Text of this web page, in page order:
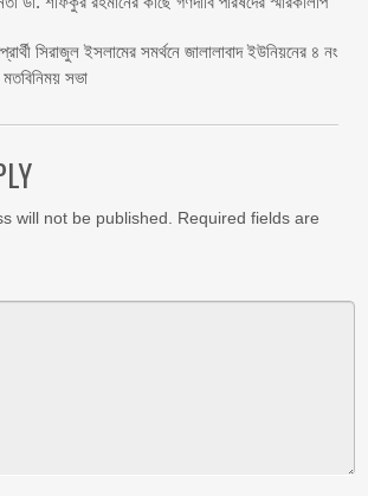
সিরাজুল ইসলামের সমর্থনে জালালাবাদ ইউনিয়নের ৪ নং
মতবিনিময় সভা
will not be published.
Required fields are